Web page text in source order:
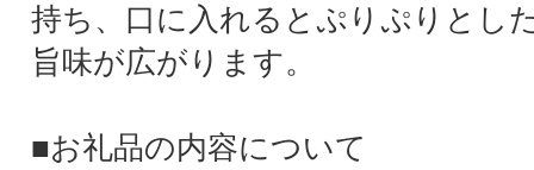
持ち、口に入れるとぷりぷりとし
旨味が広がります。
■お礼品の内容について